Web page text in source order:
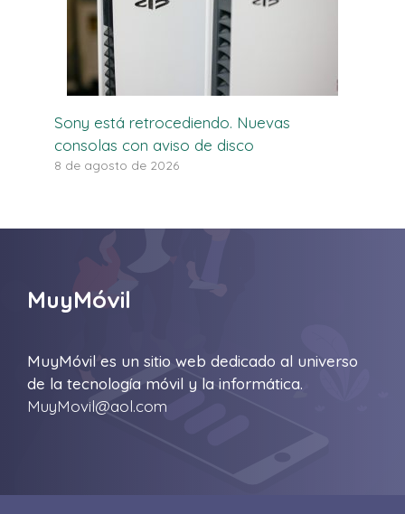
Sony está retrocediendo. Nuevas
consolas con aviso de disco
8 de agosto de 2026
MuyMóvil
MuyMóvil es un sitio web dedicado al universo
de la tecnología móvil y la informática.
MuyMovil@aol.com